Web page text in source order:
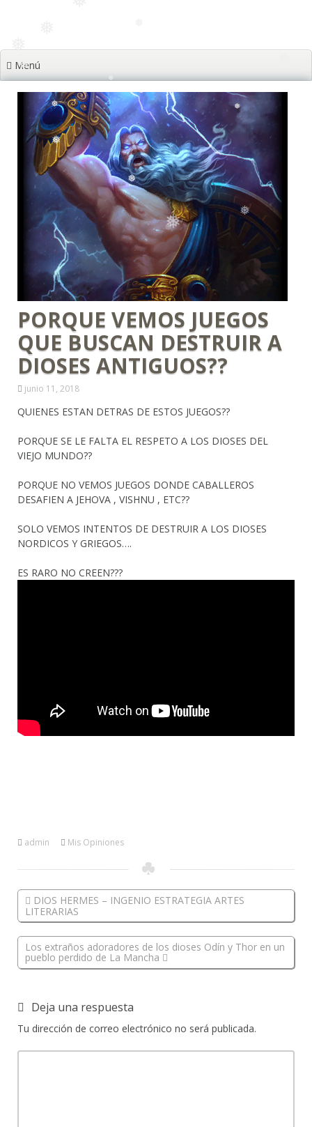
❅
❅
❅
❅
❅
❅
❅
❅ ❅
Menú
PORQUE VEMOS JUEGOS
QUE BUSCAN DESTRUIR A
DIOSES ANTIGUOS??
junio 11, 2018
QUIENES ESTAN DETRAS DE ESTOS JUEGOS??
PORQUE SE LE FALTA EL RESPETO A LOS DIOSES DEL
VIEJO MUNDO??
PORQUE NO VEMOS JUEGOS DONDE CABALLEROS
DESAFIEN A JEHOVA , VISHNU , ETC??
SOLO VEMOS INTENTOS DE DESTRUIR A LOS DIOSES
NORDICOS Y GRIEGOS….
ES RARO NO CREEN???
admin Mis Opiniones
DIOS HERMES – INGENIO ESTRATEGIA ARTES
LITERARIAS
Los extraños adoradores de los dioses Odín y Thor en un
pueblo perdido de La Mancha
Deja una respuesta
Tu dirección de correo electrónico no será publicada.